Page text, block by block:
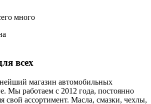
много
всех
магазин автомобильных
Мы работаем с 2012 года, постоянно
свой ассортимент. Масла, смазки, чехлы,